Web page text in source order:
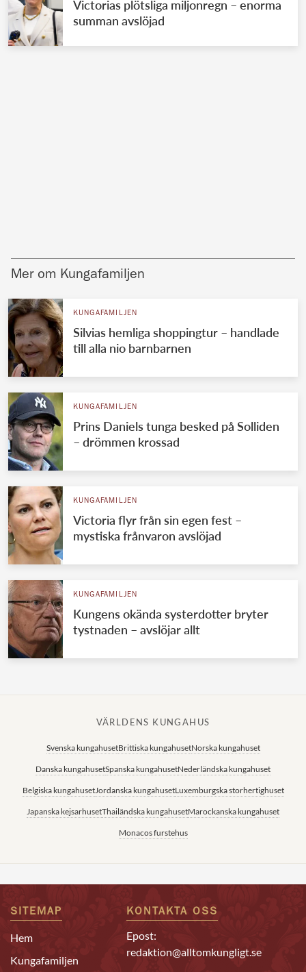
Victorias plötsliga miljonregn – enorma
summan avslöjad
Mer om Kungafamiljen
KUNGAFAMILJEN
Silvias hemliga shoppingtur – handlade
till alla nio barnbarnen
KUNGAFAMILJEN
Prins Daniels tunga besked på Solliden
– drömmen krossad
KUNGAFAMILJEN
Victoria flyr från sin egen fest –
mystiska frånvaron avslöjad
KUNGAFAMILJEN
Kungens okända systerdotter bryter
tystnaden – avslöjar allt
VÄRLDENS KUNGAHUS
Svenska kungahusetBrittiska kungahusetNorska kungahuset
Danska kungahusetSpanska kungahusetNederländska kungahuset
Belgiska kungahusetJordanska kungahusetLuxemburgska storhertighuset
Japanska kejsarhusetThailändska kungahusetMarockanska kungahuset
Monacos furstehus
SITEMAP
Hem
Kungafamiljen
KONTAKTA OSS
Epost:
redaktion@alltomkungligt.se